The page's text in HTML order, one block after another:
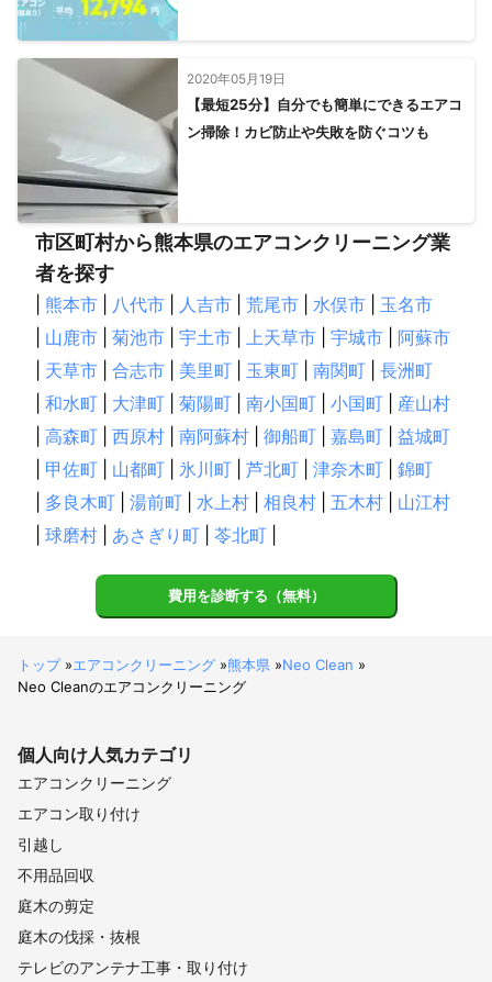
2020年05月19日
【最短25分】自分でも簡単にできるエアコ
ン掃除！カビ防止や失敗を防ぐコツも
市区町村から熊本県のエアコンクリーニング業
者を探す
熊本市 八代市 人吉市 荒尾市 水俣市
玉名市
山鹿市 菊池市 宇土市 上天草市 宇城市
阿蘇市
天草市 合志市 美里町 玉東町 南関町
長洲町
和水町 大津町 菊陽町 南小国町 小国町
産山村
高森町 西原村 南阿蘇村 御船町 嘉島町
益城町
甲佐町 山都町 氷川町 芦北町 津奈木町
錦町
多良木町 湯前町 水上村 相良村 五木村
山江村
球磨村 あさぎり町 苓北町
費用を診断する（無料）
トップ»エアコンクリーニング »熊本県 »Neo Clean »
Neo Cleanのエアコンクリーニング
個人向け人気カテゴリ
エアコンクリーニング
エアコン取り付け
引越し
不用品回収
庭木の剪定
庭木の伐採・抜根
テレビのアンテナ工事・取り付け